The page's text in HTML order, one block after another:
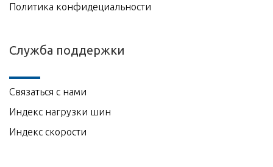
Политика конфидециальности
Служба поддержки
Связаться с нами
Индекс нагрузки шин
Индекс скорости